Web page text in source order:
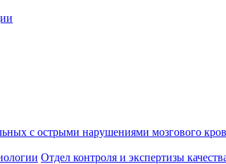
с острыми нарушениями мозгового
Отдел контроля и экспертизы